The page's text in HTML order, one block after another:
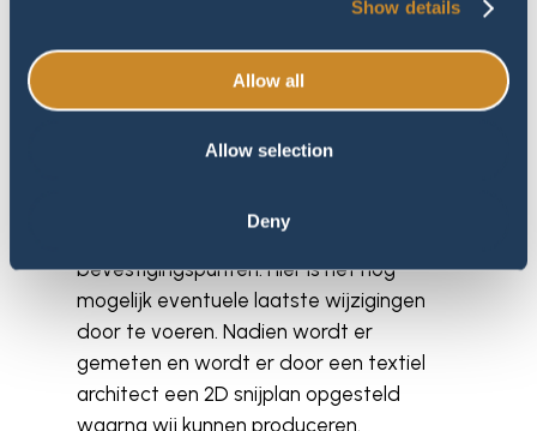
Show details
Allow all
Allow selection
Deny
Vanuit Manta Roofs leveren wij uitsluitend
maatwerk. Wij nemen hier dan ook
uitgebreid de tijd voor om tot een
definitief ontwerp te komen. Zodra er
voor het plaatsen van de
bevestigingspunten. Hier is het nog
mogelijk eventuele laatste wijzigingen
door te voeren. Nadien wordt er
gemeten en wordt er door een textiel
architect een 2D snijplan opgesteld
waarna wij kunnen produceren.